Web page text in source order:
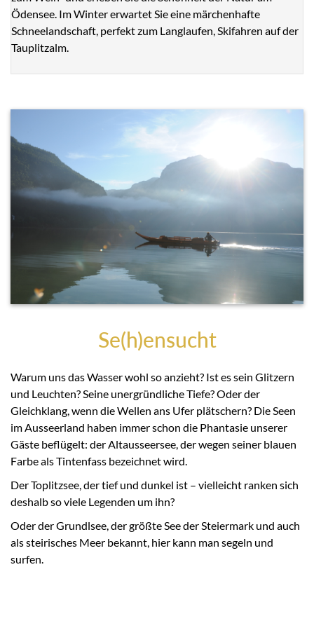
Ödensee. Im Winter erwartet Sie eine märchenhafte
Schneelandschaft, perfekt zum Langlaufen, Skifahren auf der
Tauplitzalm.
Se(h)ensucht
Warum uns das Wasser wohl so anzieht? Ist es sein Glitzern
und Leuchten? Seine unergründliche Tiefe? Oder der
Gleichklang, wenn die Wellen ans Ufer plätschern? Die Seen
im Ausseerland haben immer schon die Phantasie unserer
Gäste beflügelt: der Altausseersee, der wegen seiner blauen
Farbe als Tintenfass bezeichnet wird.
Der Toplitzsee, der tief und dunkel ist – vielleicht ranken sich
deshalb so viele Legenden um ihn?
Oder der Grundlsee, der größte See der Steiermark und auch
als steirisches Meer bekannt, hier kann man segeln und
surfen.